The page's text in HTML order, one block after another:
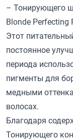
– Тонирующего
Blonde Perfecting
Этот
постоянное
периода
пигменты для
медными
волосах.
Благодаря
Тонирующего